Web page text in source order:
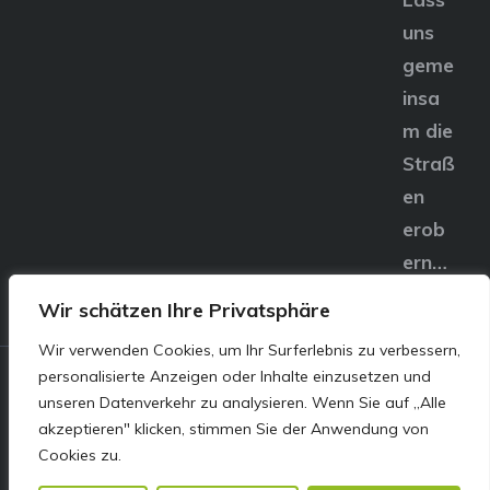
Wir schätzen Ihre Privatsphäre
Wir verwenden Cookies, um Ihr Surferlebnis zu verbessern,
personalisierte Anzeigen oder Inhalte einzusetzen und
unseren Datenverkehr zu analysieren. Wenn Sie auf „Alle
akzeptieren" klicken, stimmen Sie der Anwendung von
Cookies zu.
uns
geme
insa
m die
Straß
en
erob
ern…
© E&S Motors GmbH,
Linzer Straße 83 4240
Freistadt